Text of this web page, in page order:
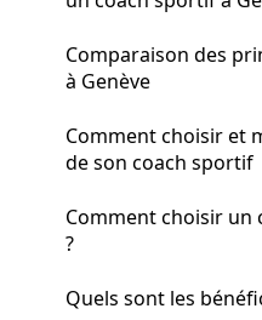
Comparaison des
à Genève
Comment choisir et
de son coach sportif
Comment choisir un
?
Quels sont les